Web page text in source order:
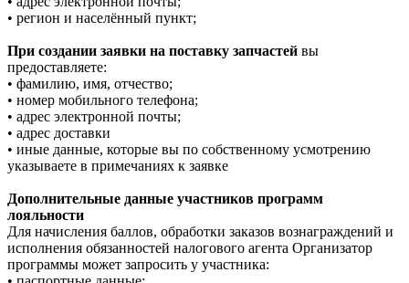
• регион и населённый пункт;
При создании заявки на поставку запчастей вы
предоставляете:
• фамилию, имя, отчество;
• номер мобильного телефона;
• адрес электронной почты;
• адрес доставки
• иные данные, которые вы по собственному усмотрению
указываете в примечаниях к заявке
Дополнительные данные участников программ
лояльности
Для начисления баллов, обработки заказов вознаграждений и
исполнения обязанностей налогового агента Организатор
программы может запросить у участника: